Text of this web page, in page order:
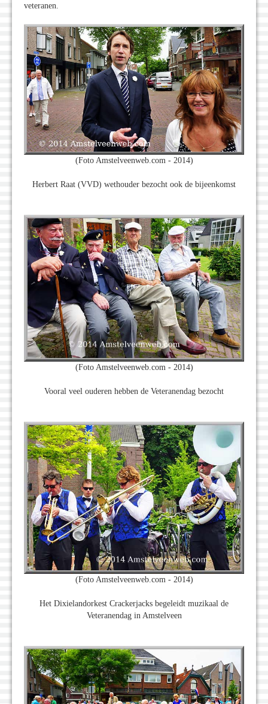
veteranen.
(Foto Amstelveenweb.com - 2014)
Herbert Raat (VVD) wethouder bezocht ook de bijeenkomst
(Foto Amstelveenweb.com - 2014)
Vooral veel ouderen hebben de Veteranendag bezocht
(Foto Amstelveenweb.com - 2014)
Het Dixielandorkest Crackerjacks begeleidt muzikaal de
Veteranendag in Amstelveen